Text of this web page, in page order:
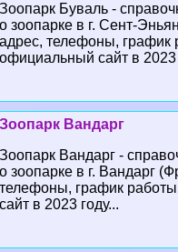
Зоопарк Буваль -
о зоопарке в г. Сент-
адрес, телефоны, график
официальный сайт в 2023
Зоопарк Вандарг
Зоопарк Вандарг -
о зоопарке в г. Вандарг
телефоны, график
сайт в 2023 году...